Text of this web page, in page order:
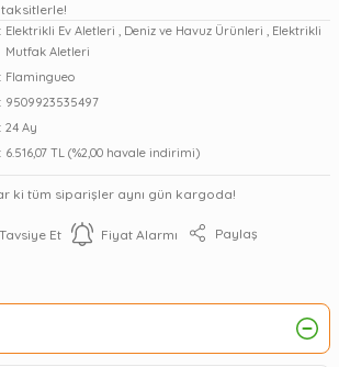
Elektrikli Ev Aletleri , Deniz ve Havuz Ürünleri , Elektrikli
Mutfak Aletleri
Flamingueo
9509923535497
24 Ay
6.516,07 TL (%2,00 havale indirimi)
ki tüm siparişler aynı gün kargoda!
Tavsiye Et Fiyat Alarmı Paylaş